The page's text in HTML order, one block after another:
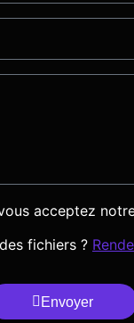
acceptez
fichiers ?
Envoyer